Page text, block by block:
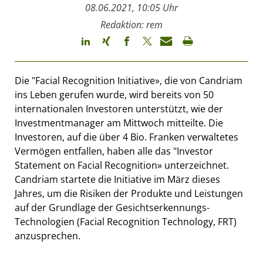
08.06.2021, 10:05 Uhr
Redaktion: rem
Die "Facial Recognition Initiative», die von Candriam
ins Leben gerufen wurde, wird bereits von 50
internationalen Investoren unterstützt, wie der
Investmentmanager am Mittwoch mitteilte. Die
Investoren, auf die über 4 Bio. Franken verwaltetes
Vermögen entfallen, haben alle das "Investor
Statement on Facial Recognition» unterzeichnet.
Candriam startete die Initiative im März dieses
Jahres, um die Risiken der Produkte und Leistungen
auf der Grundlage der Gesichtserkennungs-
Technologien (Facial Recognition Technology, FRT)
anzusprechen.